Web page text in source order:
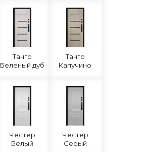
Танго
Беленый дуб
Танго
Капучино
Честер
Белый
Честер
Серый